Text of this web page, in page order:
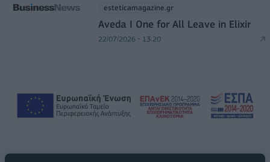
esteticamagazine.gr
Aveda I One for All Leave in Elixir
22/07/2026 - 13:20